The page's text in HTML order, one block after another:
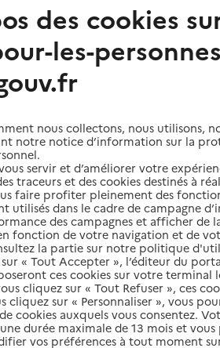
de l'annuaire
à domicile
domicile
et services autour de
des cookies
les-
nous collectons, nous utilisons,
notre notice d’information sur la
servir et d’améliorer votre
traceurs et des cookies destinés à
faire profiter pleinement des
utilisés dans le cadre de campagne
des campagnes et afficher de
fonction de votre navigation et de
la partie sur notre politique
« Tout Accepter », l’éditeur du
ces cookies sur votre terminal
cliquez sur « Tout Refuser », ces
cliquez sur « Personnaliser », vous
cookies auxquels vous consentez.
durée maximale de 13 mois et
vos préférences à tout moment